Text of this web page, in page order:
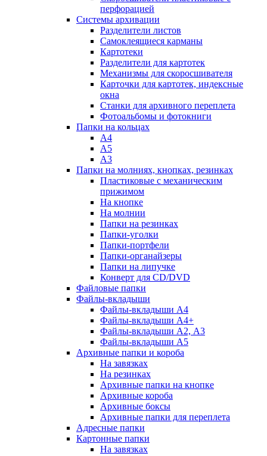
перфорацией
Системы архивации
Разделители листов
Самоклеящиеся карманы
Картотеки
Разделители для картотек
Механизмы для скоросшивателя
Карточки для картотек, индексные
окна
Станки для архивного переплета
Фотоальбомы и фотокниги
Папки на кольцах
А4
А5
А3
Папки на молниях, кнопках, резинках
Пластиковые с механическим
прижимом
На кнопке
На молнии
Папки на резинках
Папки-уголки
Папки-портфели
Папки-органайзеры
Папки на липучке
Конверт для CD/DVD
Файловые папки
Файлы-вкладыши
Файлы-вкладыши А4
Файлы-вкладыши А4+
Файлы-вкладыши А2, А3
Файлы-вкладыши А5
Архивные папки и короба
На завязках
На резинках
Архивные папки на кнопке
Архивные короба
Архивные боксы
Архивные папки для переплета
Адресные папки
Картонные папки
На завязках